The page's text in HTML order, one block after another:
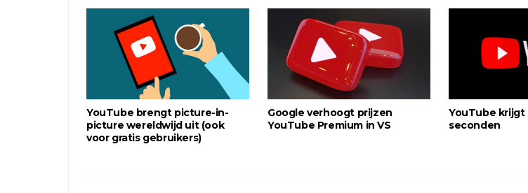
YouTube brengt picture-in-
picture wereldwijd uit (ook
voor gratis gebruikers)
Google verhoogt prijzen
YouTube Premium in VS
YouTube krijgt
seconden